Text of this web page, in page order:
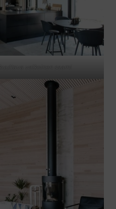
valkoinen saarni